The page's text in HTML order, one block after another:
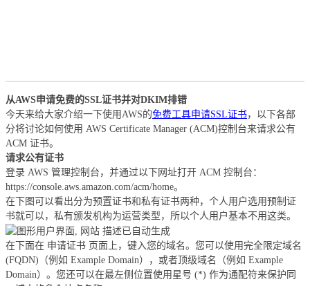
从AWS申请免费的SSL证书并对DKIM排错
今天来给大家介绍一下使用AWS的免费工具申请SSL证书，以下各部
分将讨论如何使用 AWS Certificate Manager (ACM)控制台来请求公有
ACM 证书。
请求公有证书
登录 AWS 管理控制台，并通过以下网址打开 ACM 控制台：
https://console.aws.amazon.com/acm/home。
在下图可以看出分为预置证书和私有证书两种，个人用户选用预制证
书就可以，私有颁发机构为运营类型，所以个人用户基本不用这类。
在下面在 申请证书 页面上，键入您的域名。您可以使用完全限定域名
(FQDN)（例如 Example Domain），或者顶级域名（例如 Example
Domain）。您还可以在最左侧位置使用星号 (*) 作为通配符来保护同